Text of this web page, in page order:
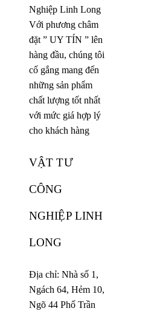
Nghiệp Linh Long
Với phương châm
đặt ” UY TÍN ” lên
hàng đầu, chúng tôi
cố gắng mang đến
những sản phẩm
chất lượng tốt nhất
với mức giá hợp lý
cho khách hàng
VẬT TƯ
CÔNG
NGHIỆP LINH
LONG
Địa chỉ: Nhà số 1,
Ngách 64, Hẻm 10,
Ngõ 44 Phố Trần